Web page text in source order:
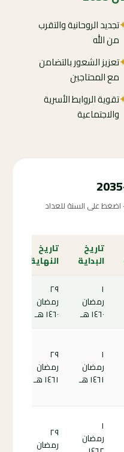
تجديد الروحانية والتقرب
من الله
تعزيز الشعور بالتضامن
مع المحتاجين
تقوية الروابط الأسرية
والاجتماعية
على السنة للعداد
تاريخ
البداية
تاريخ
النهاية
١
رمضان
١٤٦٠ هـ
٢٩
رمضان
١٤٦٠ هـ
١
رمضان
١٤٦١ هـ
٢٩
رمضان
١٤٦١ هـ
١
رمضان
٢٩
رمضان